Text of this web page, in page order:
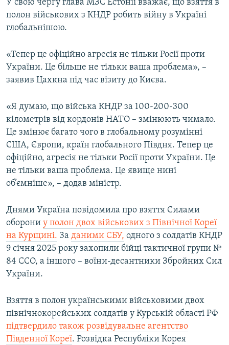
У свою чергу глава МЗС Естонії вважає, що взяття в
полон військових з КНДР робить війну в Україні
глобальнішою.
«Тепер це офіційно агресія не тільки Росії проти
України. Це більше не тільки ваша проблема», –
заявив Цахкна під час візиту до Києва.
«Я думаю, що війська КНДР за 100-200-300
кілометрів від кордонів НАТО – змінюють чимало.
Це змінює багато чого в глобальному розумінні
США, Європи, країн глобального Півдня. Тепер це
офіційно, агресія не тільки Росії проти України. Це
не тільки ваша проблема. Це явище нині
об’ємніше», – додав міністр.
Днями Україна повідомила про взяття Силами
оборони у полон двох військових з Північної Кореї
на Курщині. За даними СБУ, одного з солдатів КНДР
9 січня 2025 року захопили бійці тактичної групи №
84 ССО, а іншого – воїни-десантники Збройних Сил
України.
Взяття в полон українськими військовими двох
північнокорейських солдатів у Курській області РФ
підтвердило також розвідувальне агентство
Південної Кореї. Розвідка Республіки Корея